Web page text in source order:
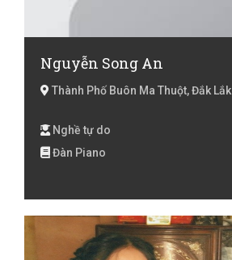
Nguyễn Song An
Thành Phố Buôn Ma Thuột, Đắk Lắk
Nghề tự do
Đàn Piano